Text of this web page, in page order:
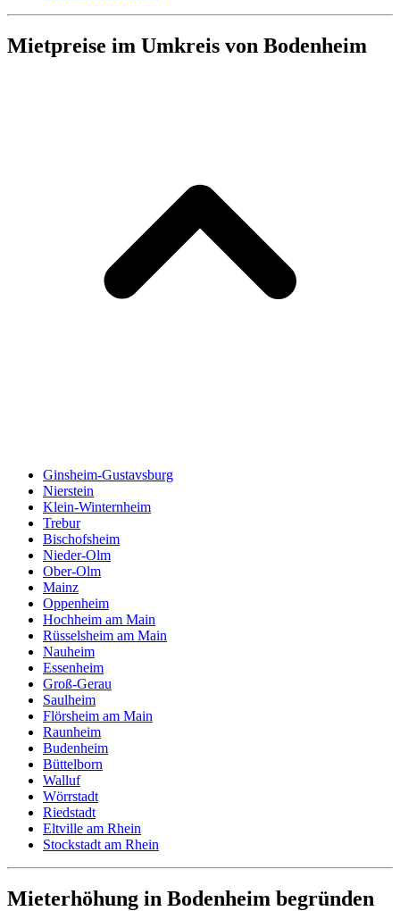
Mietpreise im Umkreis von Bodenheim
Ginsheim-Gustavsburg
Nierstein
Klein-Winternheim
Trebur
Bischofsheim
Nieder-Olm
Ober-Olm
Mainz
Oppenheim
Hochheim am Main
Rüsselsheim am Main
Nauheim
Essenheim
Groß-Gerau
Saulheim
Flörsheim am Main
Raunheim
Budenheim
Büttelborn
Walluf
Wörrstadt
Riedstadt
Eltville am Rhein
Stockstadt am Rhein
Mieterhöhung in Bodenheim begründen